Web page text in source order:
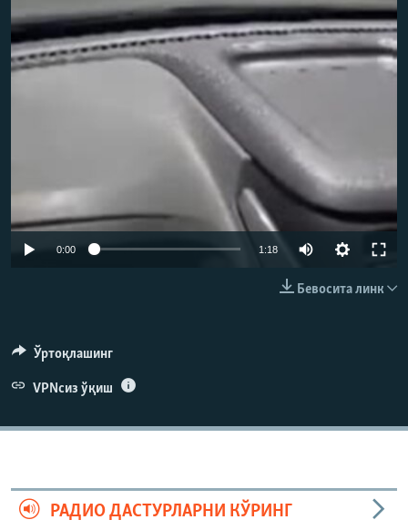
0:00 1:18
Бевосита линк
Ўртоқлашинг
VPNсиз ўқиш
РАДИО ДАСТУРЛАРНИ КЎРИНГ